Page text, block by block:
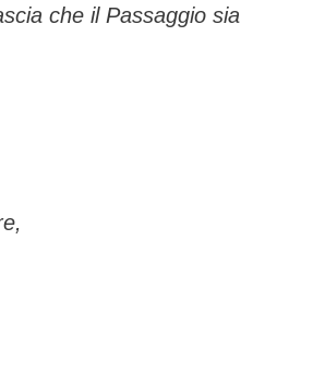
che il Passaggio sia